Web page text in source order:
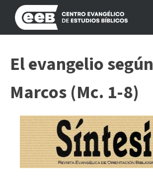
El evangelio según
Marcos (Mc. 1-8)